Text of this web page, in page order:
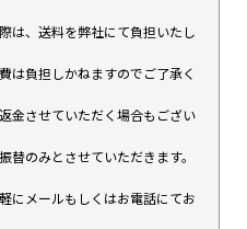
は、送料を弊社にて負担いたし
は負担しかねますのでご了承く
金させていただく場合もござい
替のみとさせていただきます。
にメールもしくはお電話にてお